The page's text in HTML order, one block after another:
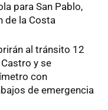
para San Pablo,
de la Costa
al tránsito 12
y se
con
de emergencia